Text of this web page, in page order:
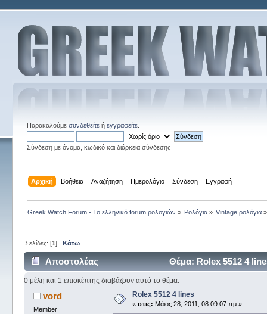
Παρακαλούμε συνδεθείτεή εγγραφείτε.
Σύνδεση με όνομα, κωδικό και διάρκεια σύνδεσης
Αρχική Βοήθεια Αναζήτηση Ημερολόγιο Σύνδεση Εγγραφή
Greek Watch Forum - Το ελληνικό forum ρολογιών » Ρολόγια » Vintage ρολόγια »
Σελίδες: [1] Κάτω
Αποστολέας Θέμα: Rolex 5512 4
0 μέλη και 1 επισκέπτης διαβάζουν αυτό το θέμα.
vord
Member
Rolex 5512 4 lines
« στις: Μάιος 28, 2011, 08:09:07 πμ »